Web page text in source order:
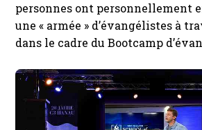
personnes ont personnellement
une « armée » d’évangélistes à
dans le cadre du Bootcamp